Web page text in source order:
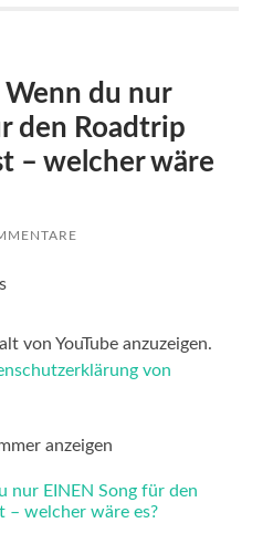
du nur
den Roadtrip
– welcher wäre
von YouTube anzuzeigen.
von
anzeigen
nur EINEN Song für den
– welcher wäre es?